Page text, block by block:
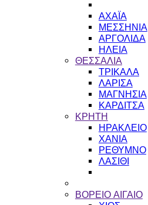
ΑΧΑΪΑ
ΜΕΣΣΗΝΙΑ
ΑΡΓΟΛΙΔΑ
ΗΛΕΙΑ
ΘΕΣΣΑΛΙΑ
ΤΡΙΚΑΛΑ
ΛΑΡΙΣΑ
ΜΑΓΝΗΣΙΑ
ΚΑΡΔΙΤΣΑ
ΚΡΗΤΗ
ΗΡΑΚΛΕΙΟ
ΧΑΝΙΑ
ΡΕΘΥΜΝΟ
ΛΑΣΙΘΙ
ΒΟΡΕΙΟ ΑΙΓΑΙΟ